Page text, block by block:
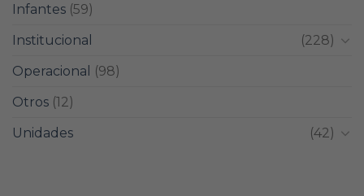
Infantes (59)
Institucional
(228)
Operacional
(98)
Otros (12)
Unidades
(42)